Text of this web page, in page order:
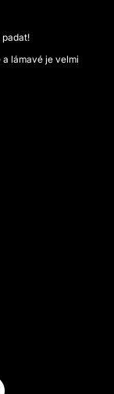
padat!
lámavé je velmi